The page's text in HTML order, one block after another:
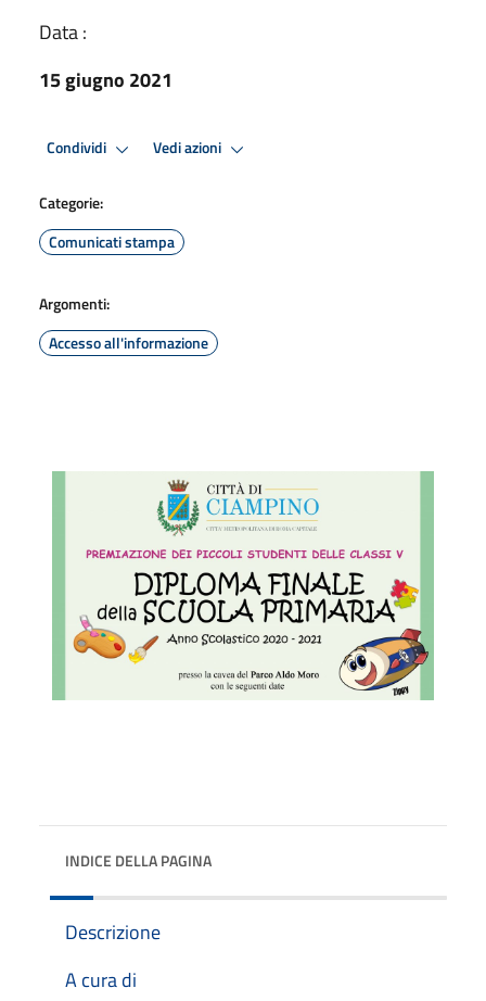
Data :
15 giugno 2021
Condividi Vedi azioni
Categorie:
Comunicati stampa
Argomenti:
Accesso all'informazione
INDICE DELLA PAGINA
Descrizione
A cura di